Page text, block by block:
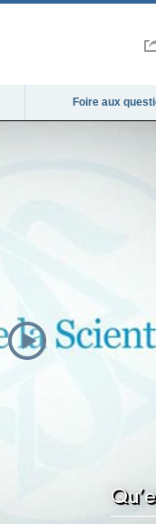
Foire aux